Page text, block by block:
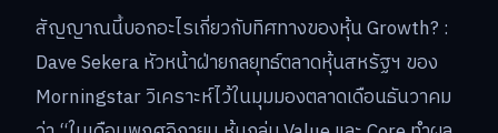
สัญญาณนี้บอกอะไรเกี่ยวกับทิศทางของหุ้น Growth? :
Dave Sekera หัวหน้าฝ่ายกลยุทธ์ตลาดหุ้นสหรัฐฯ ของ
Morningstar วิเคราะห์ไว้ในมุมมองตลาดเดือนธันวาคม